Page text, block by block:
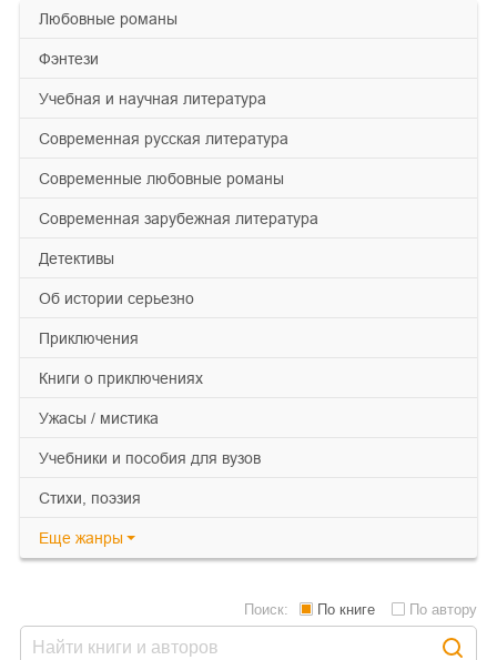
любовные романы
фэнтези
учебная и научная литература
современная русская литература
современные любовные романы
современная зарубежная литература
детективы
об истории серьезно
приключения
книги о приключениях
ужасы / мистика
учебники и пособия для вузов
cтихи, поэзия
Еще жанры
Поиск: По книге По автору